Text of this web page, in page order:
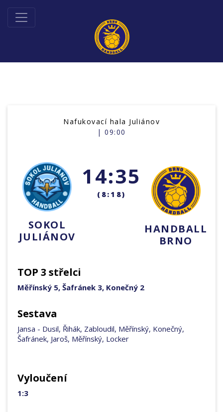
Nafukovací hala Juliánov
| 09:00
SOKOL
JULIÁNOV
14:35
(8:18)
HANDBALL
BRNO
TOP 3 střelci
Měřínský 5, Šafránek 3, Konečný 2
Sestava
Jansa - Dusil, Řihák, Zabloudil, Měřínský, Konečný,
Šafránek, Jaroš, Měřínský, Locker
Vyloučení
1:3